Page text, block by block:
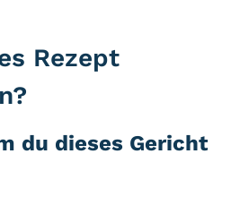
Rezept
du dieses Gericht